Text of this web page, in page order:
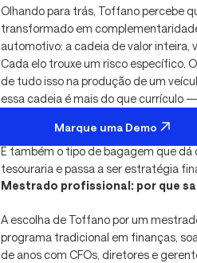
Marque uma Demo
Olhando para trás, Toffano percebe
transformado em
automotivo: a cadeia de valor inteira,
Cada elo trouxe um risco específico.
de tudo isso na produção de um
essa cadeia é mais do que currículo
multinacional gerencia risco em
É também o tipo de bagagem que dá
tesouraria e passa a ser estratégia
Mestrado profissional: por que
A escolha de Toffano por um
programa tradicional em finanças,
de anos com CFOs, diretores e